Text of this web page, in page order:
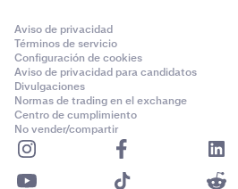
Aviso de privacidad
Términos de servicio
Configuración de cookies
Aviso de privacidad para candidatos
Divulgaciones
Normas de trading en el exchange
Centro de cumplimiento
No vender/compartir